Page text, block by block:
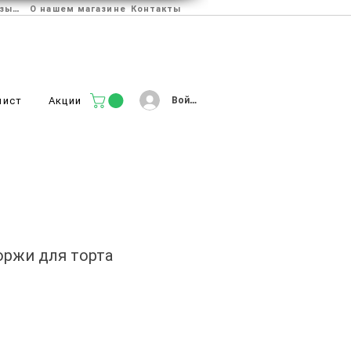
Отзывы О нашем магазине Контакты
Акции Войти
для торта